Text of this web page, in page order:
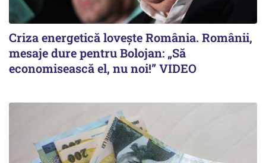
Criza energetică lovește România. Românii,
mesaje dure pentru Bolojan: „Să
economisească el, nu noi!” VIDEO